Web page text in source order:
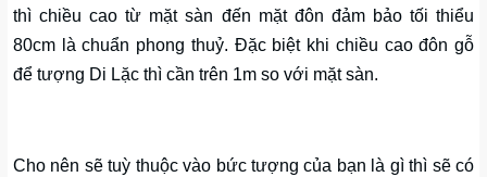
thì chiều cao từ mặt sàn đến mặt đôn đảm bảo tối thiểu
80cm là chuẩn phong thuỷ. Đặc biệt khi chiều cao đôn gỗ
để tượng Di Lặc thì cần trên 1m so với mặt sàn.
Cho nên sẽ tuỳ thuộc vào bức tượng của bạn là gì thì sẽ có